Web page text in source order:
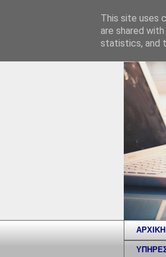
ΑΡΧΙΚΗ
This site uses
are shared
statistics, and